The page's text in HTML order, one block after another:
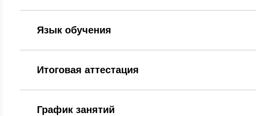
Язык обучения
Итоговая аттестация
График занятий